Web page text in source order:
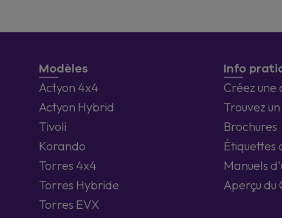
Modèles
Actyon 4x4
Actyon Hybrid
Tivoli
Korando
Torres 4x4
Torres Hybride
Torres EVX
Info
Créez une
Trouvez
Brochures
Étiquettes
Manuels
Aperçu du